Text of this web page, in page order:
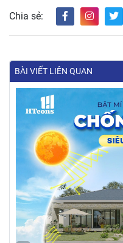
Chia sẻ:
BÀI VIẾT LIÊN QUAN